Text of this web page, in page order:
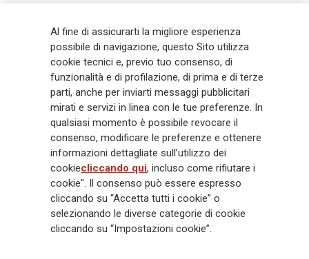
management a livello globale, con premi complessivi pari a € 98,1
miliardi e € 900 miliardi di AUM nel 2025. Fondato nel 1831, con oltre 88
mila dipendenti e 163 mila agenti che servono 75 milioni di clienti, il
Gruppo ha una posizione di leadership in Europa e una presenza
crescente in Asia e America. Al centro della strategia di Generali c'è il suo
impegno Lifetime Partner verso i clienti, realizzato attraverso soluzioni
innovative e personalizzate, un'esperienza cliente di prima classe e le sue
capacità di distribuzione globale digitalizzata. Il Gruppo ha
completamente integrato la sostenibilità in tutte le scelte strategiche, con
l'obiettivo di creare valore per tutti gli stakeholder mentre costruisce una
società più equa e resiliente.
Legal Info Cookie Policy Privacy & GDPR
Al fine di assicurarti la migliore esperienza
possibile di navigazione, questo Sito utilizza
cookie tecnici e, previo tuo consenso, di
funzionalità e di profilazione, di prima e di terze
parti, anche per inviarti messaggi pubblicitari
mirati e servizi in linea con le tue preferenze. In
qualsiasi momento è possibile revocare il
consenso, modificare le preferenze e ottenere
informazioni dettagliate sull’utilizzo dei
cookiecliccando qui, incluso come rifiutare i
cookie". Il consenso può essere espresso
cliccando su “Accetta tutti i cookie” o
selezionando le diverse categorie di cookie
cliccando su “Impostazioni cookie”.